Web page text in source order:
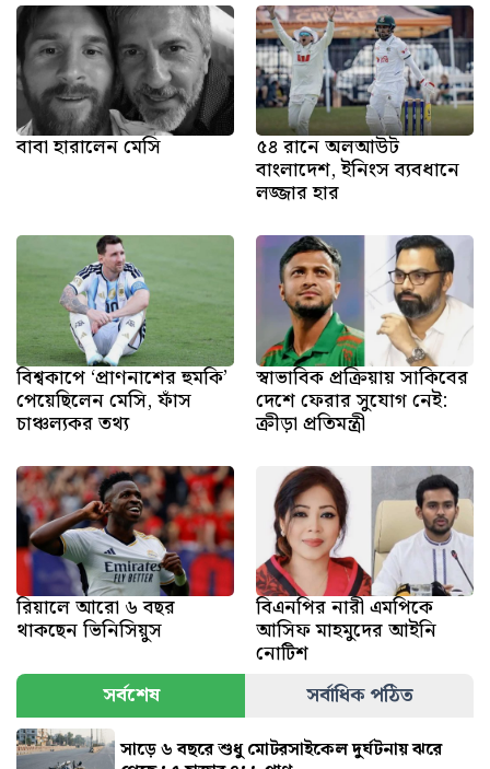
বাবা হারালেন মেসি ৫৪ রানে অলআউট
বাংলাদেশ, ইনিংস ব্যবধানে
লজ্জার হার
বিশ্বকাপে ‘প্রাণনাশের হুমকি’
পেয়েছিলেন মেসি, ফাঁস
চাঞ্চল্যকর তথ্য
স্বাভাবিক প্রক্রিয়ায় সাকিবের
দেশে ফেরার সুযোগ নেই:
ক্রীড়া প্রতিমন্ত্রী
রিয়ালে আরো ৬ বছর
থাকছেন ভিনিসিয়ুস
বিএনপির নারী এমপিকে
আসিফ মাহমুদের আইনি
নোটিশ
সর্বশেষ
সর্বাধিক পঠিত
সাড়ে ৬ বছরে শুধু মোটরসাইকেল দুর্ঘটনায় ঝরে